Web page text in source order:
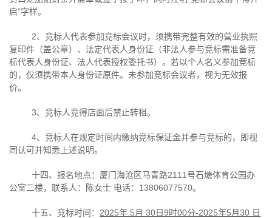
启”字样。
2、竞标人代表参加竞标会议时，须携带完整有效的营业执照
复印件（盖公章）、法定代表人身份证（非法人参与竞标需准备竞
标代表人身份证、法人代表授权委托书）。若以个人名义参加竞标
的，仅须携带本人身份证原件。未参加竞标会议者，视为无效报
价。
3、竞标人竞得店面后禁止转租。
4、竞标人在规定时间内缴纳竞标保证金并参与竞标的，即视
同认可并知悉上述说明。
十四、报名地点：厦门海沧区马青路2111 号石塘体育公园办
公室二楼，联系人：陈女士 电话： 13806077570。
十五、竞标时间： 2025年 5月30日9时00分-2025年5月30 日